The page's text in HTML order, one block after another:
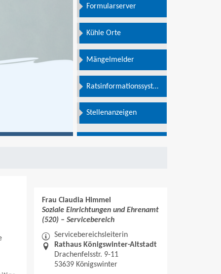
Formularserver
Kühle Orte
Mängelmelder
Ratsinformationssystem
Stellenanzeigen
Frau Claudia Himmel
Soziale Einrichtungen und Ehrenamt
(520) – Servicebereich
Servicebereichsleiterin
Rathaus Königswinter-Altstadt
Drachenfelsstr. 9-11
53639 Königswinter